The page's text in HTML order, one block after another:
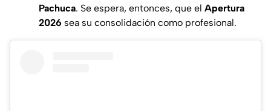
Pachuca. Se espera, entonces, que el Apertura
2026 sea su consolidación como profesional.